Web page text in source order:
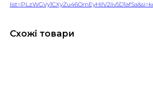
Схожі товари